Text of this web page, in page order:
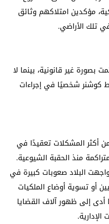
مؤكدين امتلاكهم وثائق
تلك الأراضي.
بصورة غير قانونية، بينما لا
كوشنر شخصيًا في إجراءات
أكثر المشكلات تعقيدًا في
منذ الحقبة الشيوعية.
البلاد صعوبات كبيرة في
أو تسوية أوضاع الملكيات
أدى إلى ظهور آلاف القضايا